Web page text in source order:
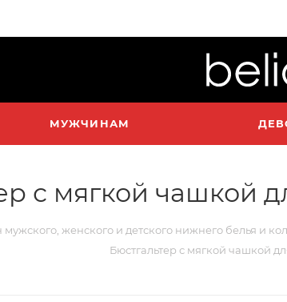
МУЖЧИНАМ
с мягкой чашкой
женского и детского нижнего белья и
Бюстгальтер с мягкой чашкой